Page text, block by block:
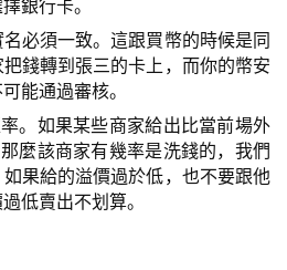
銀行卡。
必須一致。這跟買幣的時候是同
錢轉到張三的卡上，而你的幣安
能通過審核。
。如果某些商家給出比當前場外
麼該商家有幾率是洗錢的，我們
果給的溢價過於低，也不要跟他
低賣出不划算。